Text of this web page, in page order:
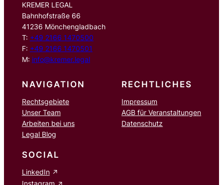
KREMER LEGAL
Bahnhofstraße 66
41236 Mönchengladbach
T: +49 2166 1470500
F: +49 2166 1470501
M: info@kremer.legal
NAVIGATION
Rechtsgebiete
Unser Team
Arbeiten bei uns
Legal Blog
RECHTLICHES
Impressum
AGB für Veranstaltungen
Datenschutz
SOCIAL
LinkedIn